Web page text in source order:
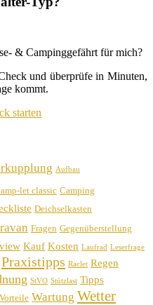
& Campinggefährt für mich?
und überprüfe in Minuten,
kommt.
starten
Aufbau
let classic Camping
Deichselkasten
Fragen Gegenüberstellung
Kauf Kosten Laufrad Leserfrage
Praxistipps Raclet Regen
StVO Stützlast Tipps
Vorteile Wartung Wetter